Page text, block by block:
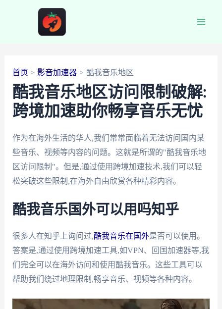
首页 影音加速器 酷我音乐地区
酷我音乐地区访问限制破解:
跨境加速助你畅享音乐无忧
作为在海外生活的华人,我们常常面临着无法访问国内某
些音乐、视频等内容的问题。这就是所谓的"酷我音乐地
区访问限制"。但是,通过使用跨境加速技术,我们可以轻
松突破这些限制,在海外自由欣赏各种精彩内容。
酷我音乐国外可以用吗知乎
很多人在知乎上询问过,酷我音乐在国外是否可以使用。
答案是,通过使用跨境加速工具,如VPN、回国加速器等,我
们完全可以在海外访问和使用酷我音乐。这些工具可以
帮助我们绕过地理限制,畅享音乐、视频等各种内容。